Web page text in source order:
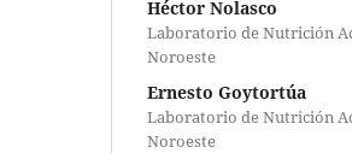
Héctor Nolasco
Laboratorio de Nutrición
Noroeste
Ernesto Goytortúa
Laboratorio de Nutrición
Noroeste